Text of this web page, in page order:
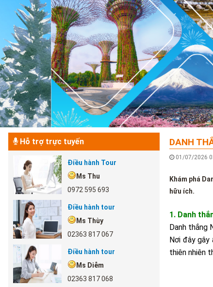
Hỗ trợ trực tuyến
Điều hành Tour
Ms Thu
0972 595 693
Điều hành tour
Ms Thùy
02363 817 067
Điều hành tour
Ms Diễm
02363 817 068
DANH
01/07/2026
Khám phá
hữu ích.
1. Danh
Danh thắng
Nơi đây gây
thiên nhiên